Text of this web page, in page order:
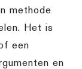
methode
Het is
een
en